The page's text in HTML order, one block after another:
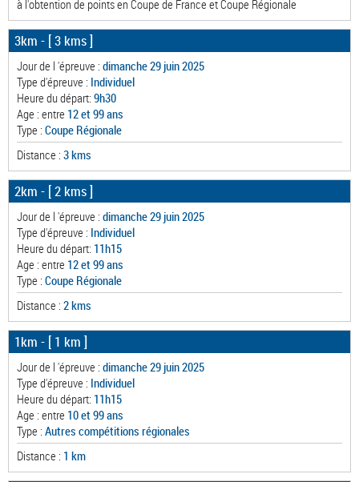
à l'obtention de points en Coupe de France et Coupe Régionale
3km - [ 3 kms ]
Jour de l 'épreuve : dimanche 29 juin 2025
Type d'épreuve : Individuel
Heure du départ: 9h30
Age : entre 12 et 99 ans
Type : Coupe Régionale
Distance : 3 kms
2km - [ 2 kms ]
Jour de l 'épreuve : dimanche 29 juin 2025
Type d'épreuve : Individuel
Heure du départ: 11h15
Age : entre 12 et 99 ans
Type : Coupe Régionale
Distance : 2 kms
1km - [ 1 km ]
Jour de l 'épreuve : dimanche 29 juin 2025
Type d'épreuve : Individuel
Heure du départ: 11h15
Age : entre 10 et 99 ans
Type : Autres compétitions régionales
Distance : 1 km